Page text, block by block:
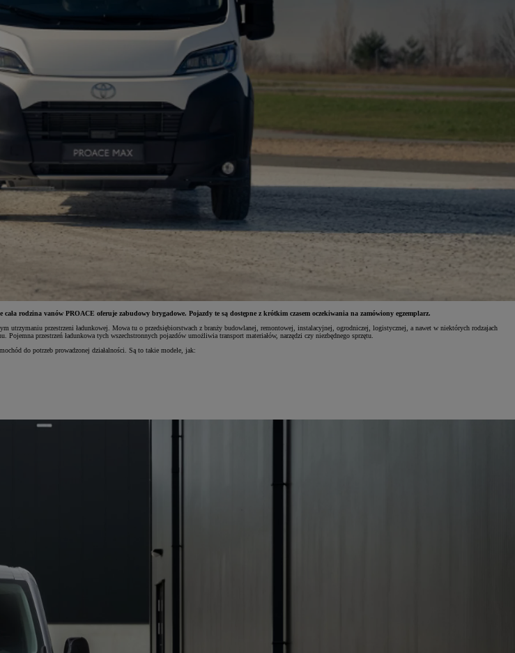
rodzina vanów PROACE oferuje zabudowy brygadowe. Pojazdy te są dostępne z krótkim czasem oczekiwania na zamówiony egzemplarz.
utrzymaniu przestrzeni ładunkowej. Mowa tu o przedsiębiorstwach z branży budowlanej, remontowej, instalacyjnej, ogrodniczej, logistycznej, a nawet w niektórych rodzajach
przestrzeń ładunkowa tych wszechstronnych pojazdów umożliwia transport materiałów, narzędzi czy niezbędnego sprzętu.
do potrzeb prowadzonej działalności. Są to takie modele, jak: